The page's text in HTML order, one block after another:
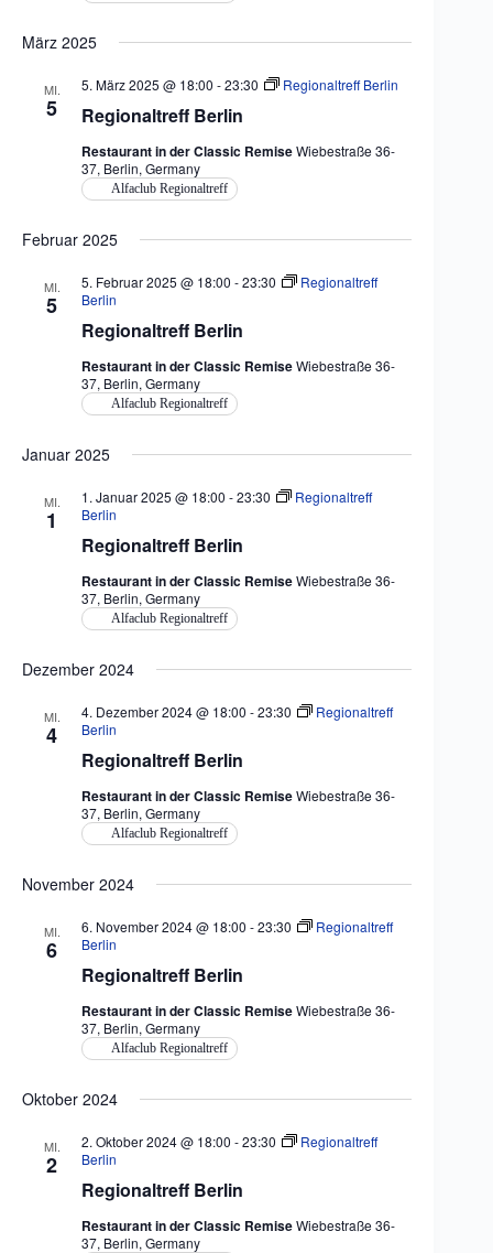
März 2025
MI.
5 Regionaltreff Berlin
5. März 2025 @ 18:00 -23:30 Regionaltreff Berlin
Restaurant in der Classic RemiseWiebestraße 36-
37, Berlin, Germany
Alfaclub Regionaltreff
Februar 2025
MI.
5
Regionaltreff Berlin
5. Februar 2025 @ 18:00 -23:30
Regionaltreff
Berlin
Restaurant in der Classic RemiseWiebestraße 36-
37, Berlin, Germany
Alfaclub Regionaltreff
Januar 2025
MI.
1
Regionaltreff Berlin
1. Januar 2025 @ 18:00 -23:30
Regionaltreff
Berlin
Restaurant in der Classic RemiseWiebestraße 36-
37, Berlin, Germany
Alfaclub Regionaltreff
Dezember 2024
MI.
4
Regionaltreff Berlin
4. Dezember 2024 @ 18:00 -23:30
Regionaltreff
Berlin
Restaurant in der Classic RemiseWiebestraße 36-
37, Berlin, Germany
Alfaclub Regionaltreff
November 2024
MI.
6
Regionaltreff Berlin
6. November 2024 @ 18:00 -23:30
Regionaltreff
Berlin
Restaurant in der Classic RemiseWiebestraße 36-
37, Berlin, Germany
Alfaclub Regionaltreff
Oktober 2024
MI.
2
Regionaltreff Berlin
2. Oktober 2024 @ 18:00 -23:30
Regionaltreff
Berlin
Restaurant in der Classic RemiseWiebestraße 36-
37, Berlin, Germany